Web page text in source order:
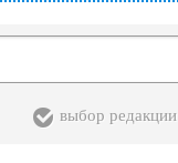
выбор редакции